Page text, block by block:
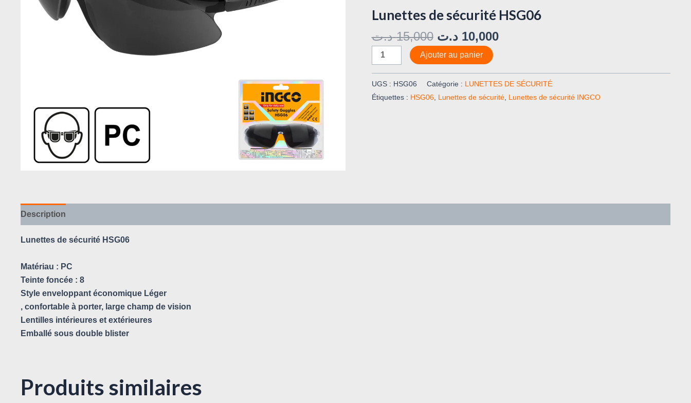
Lunettes de sécurité HSG06
15,000 د.ت 10,000 د.ت
Ajouter au panier
UGS : HSG06 Catégorie : LUNETTES DE SÉCURITÉ
Étiquettes : HSG06, Lunettes de sécurité, Lunettes de sécurité INGCO
Description
Lunettes de sécurité HSG06
Matériau : PC
Teinte foncée : 8
Style enveloppant économique Léger
, confortable à porter, large champ de vision
Lentilles intérieures et extérieures
Emballé sous double blister
Produits similaires